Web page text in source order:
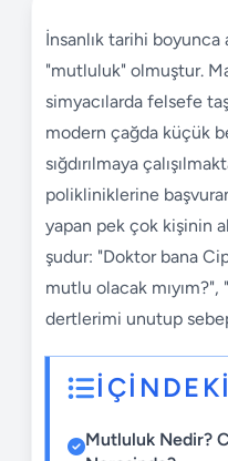
İnsanlık tarihi
"mutluluk" olmuştur.
simyacılarda felsefe
modern çağda küçük
sığdırılmaya
polikliniklerine
yapan pek çok kişinin
şudur: "Doktor bana
mutlu olacak
dertlerimi unutup
Mutluluk Nedir?